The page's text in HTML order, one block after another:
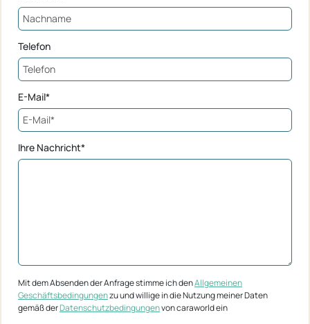
Telefon
E-Mail*
Ihre Nachricht*
Mit dem Absenden der Anfrage stimme ich denAllgemeinen
Geschäftsbedingungenzu und willige in die Nutzung meiner Daten
gemäß derDatenschutzbedingungenvon caraworld ein